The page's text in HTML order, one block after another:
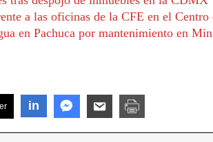
a las oficinas de la CFE en el Centro
en Pachuca por mantenimiento en
in